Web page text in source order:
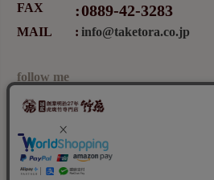
FAX
0889-42-3283
MAIL info@taketora.co.jp
follow me
メールマガジンの登録